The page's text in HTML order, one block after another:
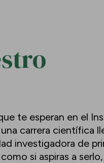
te esperan en el
carrera científica
investigadora de
si aspiras a